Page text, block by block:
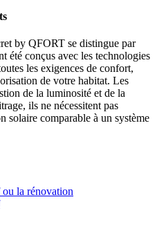
by QFORT se distingue par
été conçus avec les technologies
les exigences de confort,
de votre habitat. Les
de la luminosité et de la
ils ne nécessitent pas
solaire comparable à un système
la rénovation